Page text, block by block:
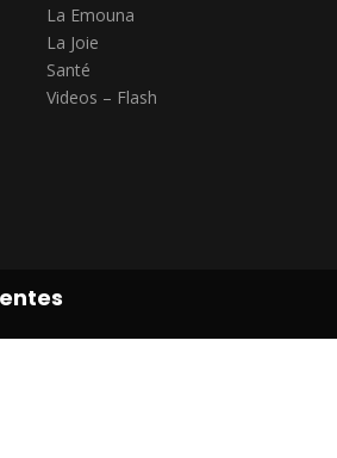
La Emouna
La Joie
Santé
Videos – Flash